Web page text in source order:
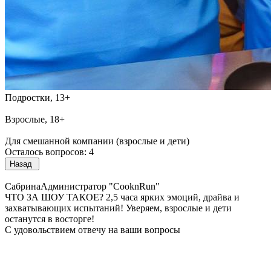
Подростки, 13+
Взрослые, 18+
Для смешанной компании (взрослые и дети)
Осталось вопросов: 4
Назад
СабринаАдминистратор "CooknRun"
ЧТО ЗА ШОУ ТАКОЕ? 2,5 часа ярких эмоций, драйва и
захватывающих испытаний! Уверяем, взрослые и дети
останутся в восторге!
С удовольствием отвечу на ваши вопросы